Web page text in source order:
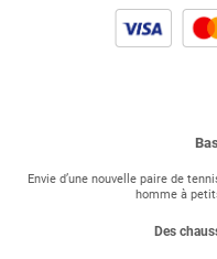
Envie d’une nouvelle paire de
homme à
Des